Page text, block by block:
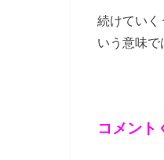
続けていく
いう意味
コメント